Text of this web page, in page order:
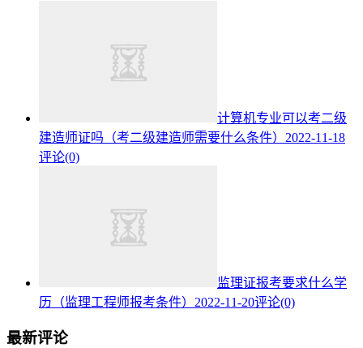
计算机专业可以考二级
建造师证吗（考二级建造师需要什么条件） 2022-11-18
评论(0)
监理证报考要求什么学
历（监理工程师报考条件） 2022-11-20评论(0)
最新评论